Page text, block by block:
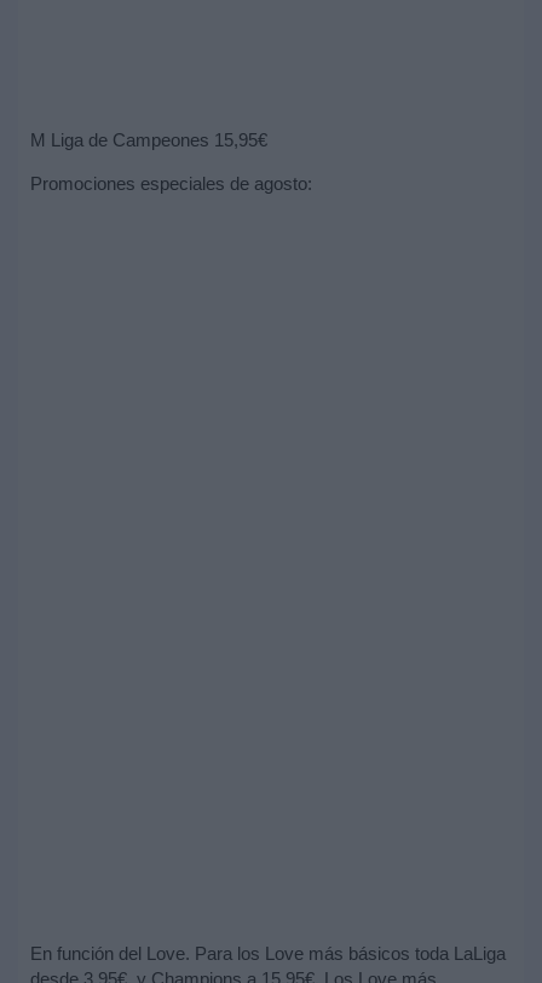
M Liga de Campeones 15,95€
Promociones especiales de agosto:
En función del Love. Para los Love más básicos toda LaLiga
desde 3,95€, y Champions a 15,95€. Los Love más